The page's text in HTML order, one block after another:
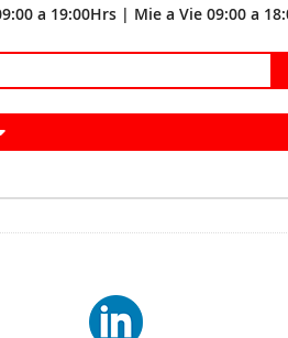
a 19:00Hrs | Mie a Vie 09:00 a